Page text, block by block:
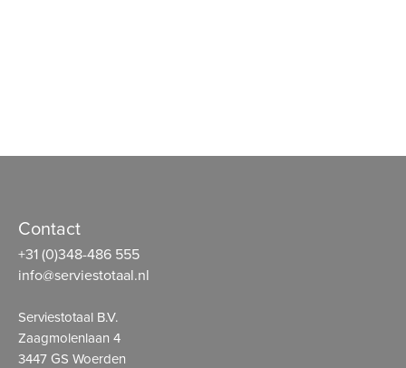
Contact
+31 (0)348-486 555
info@serviestotaal.nl
Serviestotaal B.V.
Zaagmolenlaan 4
3447 GS Woerden